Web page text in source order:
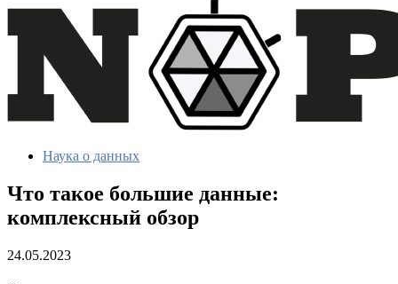
Наука о данных
Что такое большие данные:
комплексный обзор
24.05.2023